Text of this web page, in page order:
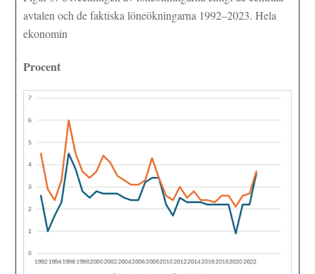
avtalen och de faktiska löneökningarna 1992–2023. Hela
ekonomin
Procent